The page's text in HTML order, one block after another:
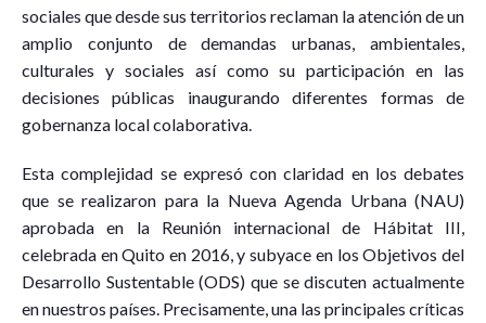
sociales que desde sus territorios reclaman la atención de un
amplio conjunto de demandas urbanas, ambientales,
culturales y sociales así como su participación en las
decisiones públicas inaugurando diferentes formas de
gobernanza local colaborativa.
Esta complejidad se expresó con claridad en los debates
que se realizaron para la Nueva Agenda Urbana (NAU)
aprobada en la Reunión internacional de Hábitat III,
celebrada en Quito en 2016, y subyace en los Objetivos del
Desarrollo Sustentable (ODS) que se discuten actualmente
en nuestros países. Precisamente, una las principales críticas